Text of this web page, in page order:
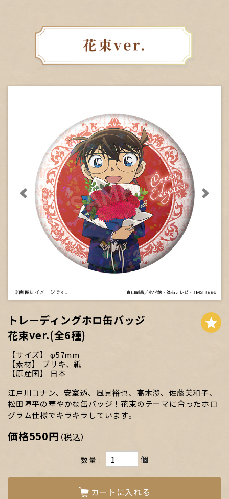
次に送る 次に
トレーディングホロ缶バッジ
花束ver.(全6種)
サイズ
φ57mm
素材
ブリキ、紙
原産国
日本
江戸川コナン、安室透、風見裕也、高木渉、佐藤美和子、
松田陣平の華やかな缶バッジ！花束のテーマに合ったホロ
グラム仕様でキラキラしています。
価格550円 （税込）
数量 個
カートに入れる